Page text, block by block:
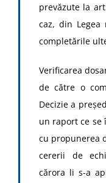
prevăzute la
caz, din Legea
completările
Verificarea
de către o
Decizie a
un raport ce se
cu propunerea
cererii de
cărora li s-a